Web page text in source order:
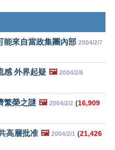
能來自當政集團內部 2004/2/7
感 外界起疑 🖼️ 2004/2/6
繁榮之謎 🖼️ 2004/2/2 (16,909
高層批准 🖼️ 2004/2/1 (21,426